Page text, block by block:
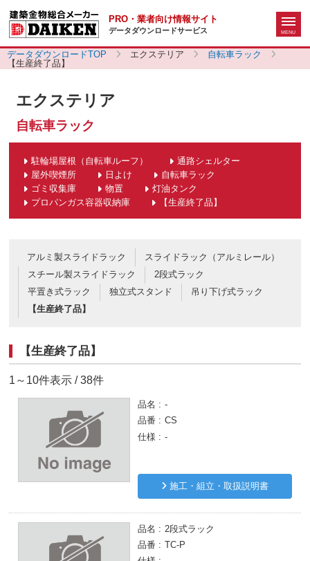
PRO・業者向け情報サイト
データダウンロードサービス
データダウンロードTOP エクステリア
自転車ラック
【生産終了品】
エクステリア
自転車ラック
駐輪場屋根（自転車ルーフ）
通路シェルター
屋外喫煙所
日よけ
自転車ラック
ゴミ収集庫
物置
灯油タンク
プロパンガス容器収納庫
【生産終了品】
アルミ製スライドラック
スライドラック（アルミレール）
スチール製スライドラック
2段式ラック
平置き式ラック
独立式スタンド
吊り下げ式ラック
【生産終了品】
【生産終了品】
1～10件表示 / 38件
品名
-
品番
CS
仕様
-
施工・組立・取扱説明書
品名
2段式ラック
品番
TC-P